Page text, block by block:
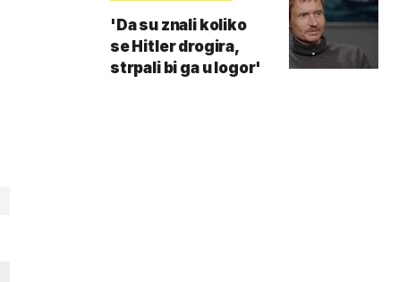
'Da su znali koliko
se Hitler drogira,
strpali bi ga u logor'